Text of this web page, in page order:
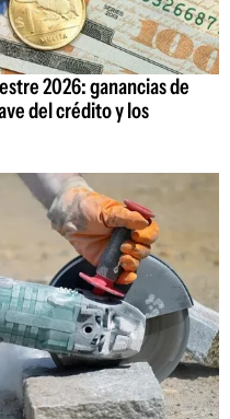
2026: ganancias de
del crédito y los